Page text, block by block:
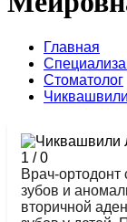
Главная
Стоматолог
1 /0
Врач-ортодонт
зубов и
вторичной